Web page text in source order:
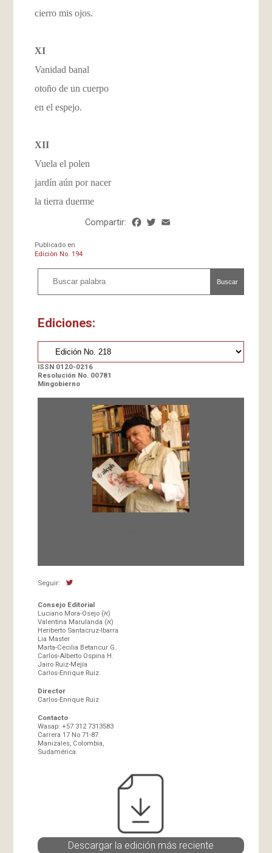
cierro mis ojos.
XI
Vanidad banal
otoño de un cuerpo
en el espejo.
XII
Vuela el polen
jardín aún por nacer
la tierra duerme
Compartir: Facebook
Twitter
Publicado en
Edición No. 194
Buscar
Ediciones:
ISSN 0120-0216
Resolución No. 00781
Mingobierno
Seguir:
Consejo Editorial
Luciano Mora-Osejo (א)
Valentina Marulanda (א)
Heriberto Santacruz-Ibarra
Lia Master
Marta-Cecilia Betancur G.
Carlos-Alberto Ospina H.
Jairo Ruiz-Mejía
Carlos-Enrique Ruiz.
Director
Carlos-Enrique Ruiz
Contacto
Wasap: +57 312 7313583
Carrera 17 No 71-87
Manizales, Colombia,
Sudamérica.
Descargar la edición más reciente